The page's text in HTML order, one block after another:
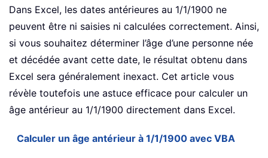
Dans Excel, les dates antérieures au 1/1/1900 ne
peuvent être ni saisies ni calculées correctement. Ainsi,
si vous souhaitez déterminer l’âge d’une personne née
et décédée avant cette date, le résultat obtenu dans
Excel sera généralement inexact. Cet article vous
révèle toutefois une astuce efficace pour calculer un
âge antérieur au 1/1/1900 directement dans Excel.
Calculer un âge antérieur à 1/1/1900 avec VBA